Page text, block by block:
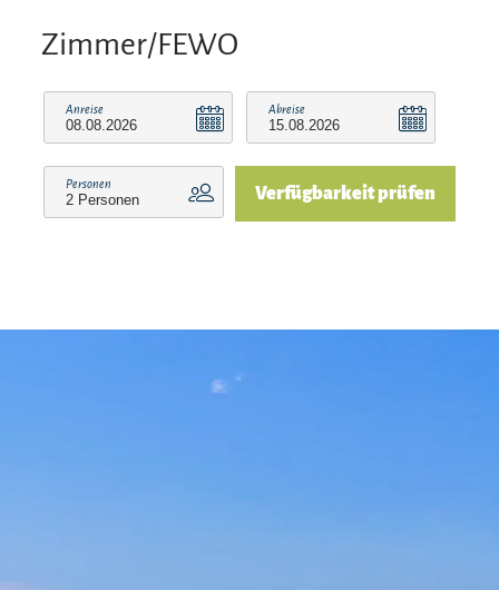
pur.
Zimmer/FEWO
Anreise Abreise
Personen Verfügbarkeit prüfen